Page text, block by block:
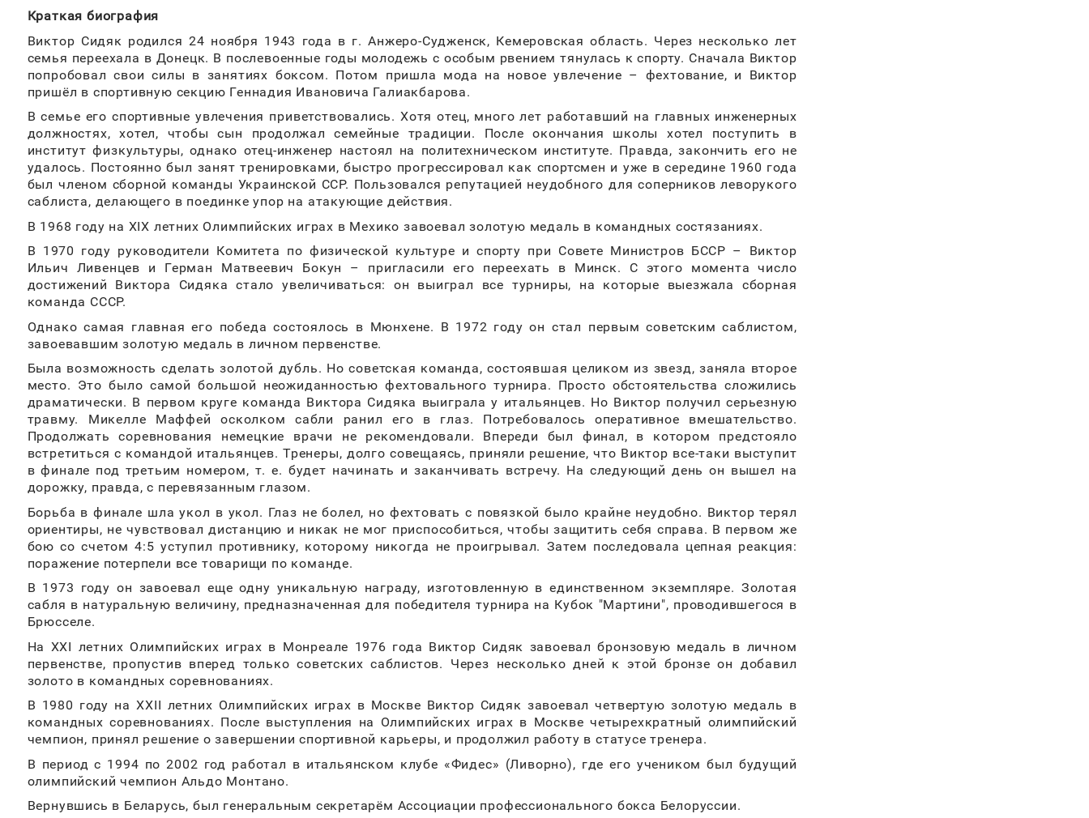
Краткая биография
Виктор Сидяк родился 24 ноября 1943 года в г. Анжеро-Судженск, Кемеровская область. Через несколько лет
семья переехала в Донецк. В послевоенные годы молодежь с особым рвением тянулась к спорту. Сначала Виктор
попробовал свои силы в занятиях боксом. Потом пришла мода на новое увлечение – фехтование, и Виктор
пришёл в спортивную секцию Геннадия Ивановича Галиакбарова.
В семье его спортивные увлечения приветствовались. Хотя отец, много лет работавший на главных инженерных
должностях, хотел, чтобы сын продолжал семейные традиции. После окончания школы хотел поступить в
институт физкультуры, однако отец-инженер настоял на политехническом институте. Правда, закончить его не
удалось. Постоянно был занят тренировками, быстро прогрессировал как спортсмен и уже в середине 1960 года
был членом сборной команды Украинской ССР. Пользовался репутацией неудобного для соперников леворукого
саблиста, делающего в поединке упор на атакующие действия.
В 1968 году на XIX летних Олимпийских играх в Мехико завоевал золотую медаль в командных состязаниях.
В 1970 году руководители Комитета по физической культуре и спорту при Совете Министров БССР – Виктор
Ильич Ливенцев и Герман Матвеевич Бокун – пригласили его переехать в Минск. С этого момента число
достижений Виктора Сидяка стало увеличиваться: он выиграл все турниры, на которые выезжала сборная
команда СССР.
Однако самая главная его победа состоялось в Мюнхене. В 1972 году он стал первым советским саблистом,
завоевавшим золотую медаль в личном первенстве.
Была возможность сделать золотой дубль. Но советская команда, состоявшая целиком из звезд, заняла второе
место. Это было самой большой неожиданностью фехтовального турнира. Просто обстоятельства сложились
драматически. В первом круге команда Виктора Сидяка выиграла у итальянцев. Но Виктор получил серьезную
травму. Микелле Маффей осколком сабли ранил его в глаз. Потребовалось оперативное вмешательство.
Продолжать соревнования немецкие врачи не рекомендовали. Впереди был финал, в котором предстояло
встретиться с командой итальянцев. Тренеры, долго совещаясь, приняли решение, что Виктор все-таки выступит
в финале под третьим номером, т. е. будет начинать и заканчивать встречу. На следующий день он вышел на
дорожку, правда, с перевязанным глазом.
Борьба в финале шла укол в укол. Глаз не болел, но фехтовать с повязкой было крайне неудобно. Виктор терял
ориентиры, не чувствовал дистанцию и никак не мог приспособиться, чтобы защитить себя справа. В первом же
бою со счетом 4:5 уступил противнику, которому никогда не проигрывал. Затем последовала цепная реакция:
поражение потерпели все товарищи по команде.
В 1973 году он завоевал еще одну уникальную награду, изготовленную в единственном экземпляре. Золотая
сабля в натуральную величину, предназначенная для победителя турнира на Кубок "Мартини", проводившегося в
Брюсселе.
На XXI летних Олимпийских играх в Монреале 1976 года Виктор Сидяк завоевал бронзовую медаль в личном
первенстве, пропустив вперед только советских саблистов. Через несколько дней к этой бронзе он добавил
золото в командных соревнованиях.
В 1980 году на XXII летних Олимпийских играх в Москве Виктор Сидяк завоевал четвертую золотую медаль в
командных соревнованиях. После выступления на Олимпийских играх в Москве четырехкратный олимпийский
чемпион, принял решение о завершении спортивной карьеры, и продолжил работу в статусе тренера.
В период с 1994 по 2002 год работал в итальянском клубе «Фидес» (Ливорно), где его учеником был будущий
олимпийский чемпион Альдо Монтано.
Вернувшись в Беларусь, был генеральным секретарём Ассоциации профессионального бокса Белоруссии.